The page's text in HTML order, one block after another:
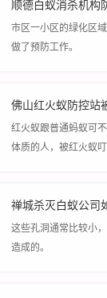
顺德白蚁消杀机构
市区一小区的绿化区
做了预防工作。
佛山红火蚁防控站
红火蚁跟普通蚂蚁可
体质的人，被红火蚁
禅城杀灭白蚁公司
这些孔洞通常比较小
造成的。